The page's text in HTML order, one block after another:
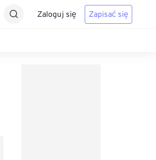
Zaloguj się Zapisać się